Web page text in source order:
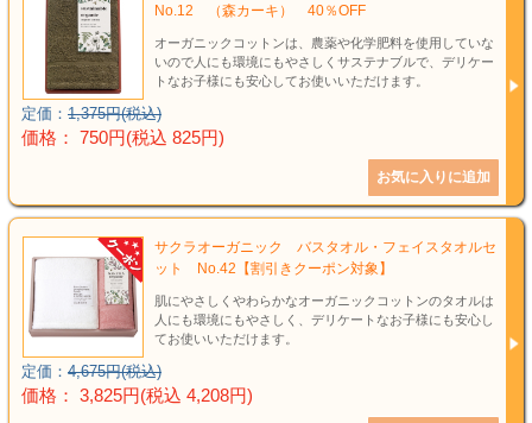
No.12 （森カーキ） 40％OFF
オーガニックコットンは、農薬や化学肥料を使用していな
いので人にも環境にもやさしくサステナブルで、デリケー
トなお子様にも安心してお使いいただけます。
定価： 1,375円(税込)
価格： 750円(税込 825円)
サクラオーガニック バスタオル・フェイスタオルセ
ット No.42【割引きクーポン対象】
肌にやさしくやわらかなオーガニックコットンのタオルは
人にも環境にもやさしく、デリケートなお子様にも安心し
てお使いいただけます。
定価： 4,675円(税込)
価格： 3,825円(税込 4,208円)